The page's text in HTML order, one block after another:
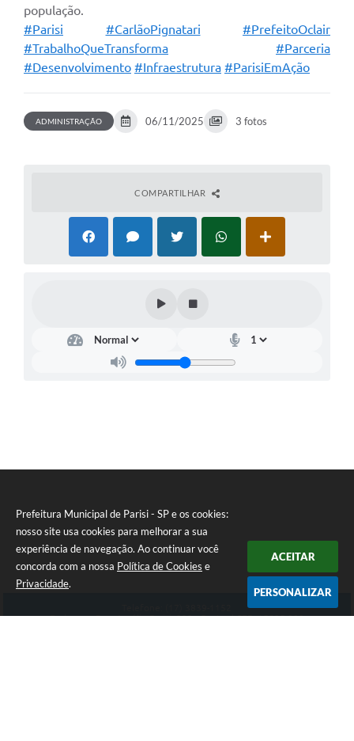
Prefeitura Municipal de Parisi - SP e os cookies:
nosso site usa cookies para melhorar a sua
experiência de navegação. Ao continuar você
concorda com a nossa Política de Cookies e
Privacidade.
ACEITAR
PERSONALIZAR
população.
#Parisi
#CarlãoPignatari
#PrefeitoOclair
#TrabalhoQueTransforma
#Parceria
#Desenvolvimento #Infraestrutura #ParisiEmAção
ADMINISTRAÇÃO 06/11/2025 3 fotos
COMPARTILHAR
Endereço: Rua: Aurélio Parizi, 232 - Centro | CEP: 15525-000